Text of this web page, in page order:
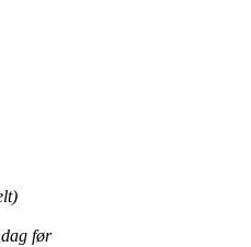
før